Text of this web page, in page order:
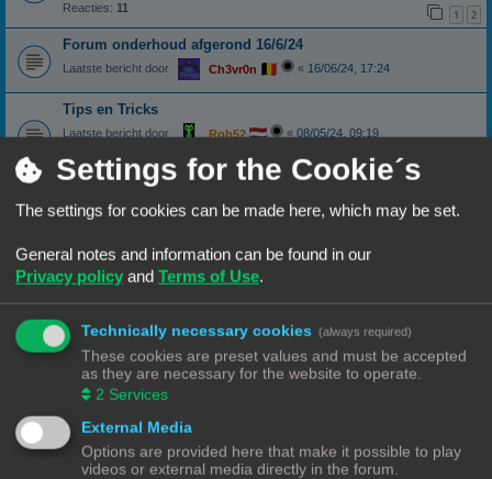
Reacties: 11 1 2
Forum onderhoud afgerond 16/6/24
Laatste bericht door Ch3vr0n « 16/06/24, 17:24
Tips en Tricks
Laatste bericht door Rob52 « 08/05/24, 09:19
Reacties: 11
Laatste bericht door Vink «02/05/24, 17:50
Forum onderhoud afgerond 24/04/24
Menu losgekoppeld?
Laatste bericht door 3DWim «05/04/24, 20:13
Reacties:7
Gcode upload lukt niet
Laatste bericht door
Reacties:17 1
Settings for the Cookie´s
The settings for cookies can be made here, which may be set.
General notes and information can be found in our
Privacy policy and Terms of Use.
Technically necessary cookies (always required)
These cookies are preset values and must be accepted
as they are necessary for the website to operate.
2 Services
External Media
Options are provided here that make it possible to play
videos or external media directly in the forum.